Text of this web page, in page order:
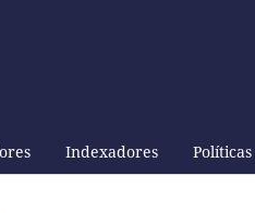
Indexadores Políticas